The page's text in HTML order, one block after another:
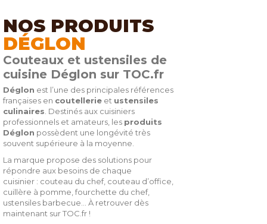
NOS PRODUITS
DÉGLON
Couteaux et ustensiles de
cuisine Déglon sur TOC.fr
Déglon est l’une des principales références
françaises en coutellerie et ustensiles
culinaires . Destinés aux cuisiniers
professionnels et amateurs, les produits
Déglon possèdent une longévité très
souvent supérieure à la moyenne.
La marque propose des solutions pour
répondre aux besoins de chaque
cuisinier : couteau du chef, couteau d’office,
cuillère à pomme, fourchette du chef,
ustensiles barbecue... À retrouver dès
maintenant sur TOC.fr !